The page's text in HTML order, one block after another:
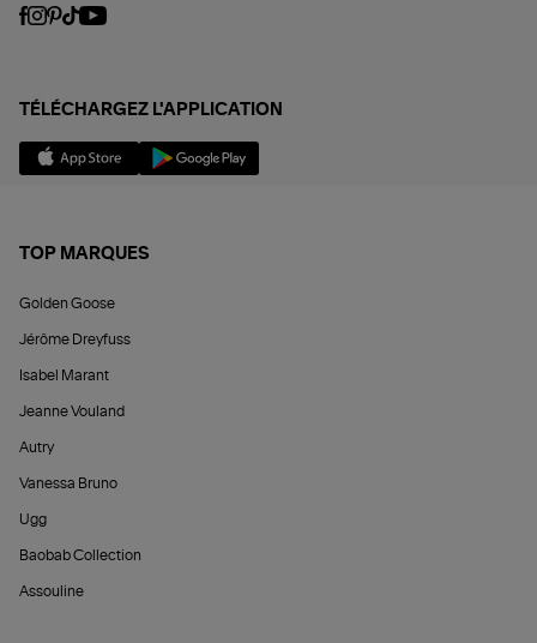
TÉLÉCHARGEZ L'APPLICATION
TOP MARQUES
Golden Goose
Jérôme Dreyfuss
Isabel Marant
Jeanne Vouland
Autry
Vanessa Bruno
Ugg
Baobab Collection
Assouline